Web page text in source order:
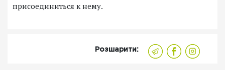
присоединиться к нему.
Розшарити: